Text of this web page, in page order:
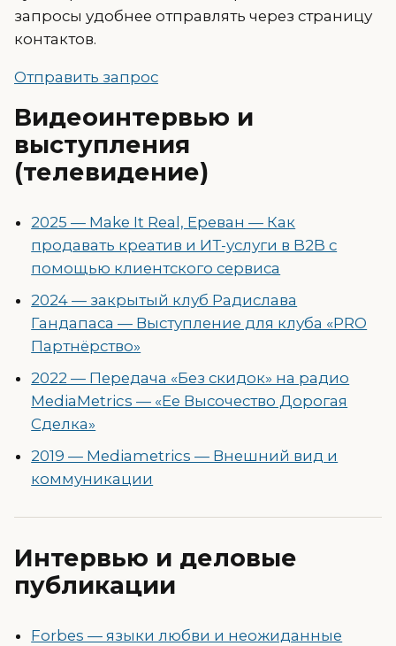
запросы удобнее отправлять через страницу
контактов.
Отправить запрос
Видеоинтервью и
выступления
(телевидение)
2025 — Make It Real, Ереван — Как
продавать креатив и ИТ-услуги в B2B с
помощью клиентского сервиса
2024 — закрытый клуб Радислава
Гандапаса — Выступление для клуба «PRO
Партнёрство»
2022 — Передача «Без скидок» на радио
MediaMetrics — «Ее Высочество Дорогая
Сделка»
2019 — Mediametrics — Внешний вид и
коммуникации
Интервью и деловые
публикации
Forbes — языки любви и неожиданные